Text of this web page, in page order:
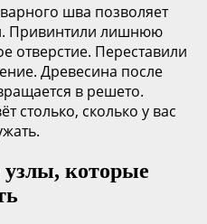
шва позволяет
Привинтили лишнюю
отверстие. Переставили
Древесина после
в решето.
столько, сколько у вас
которые